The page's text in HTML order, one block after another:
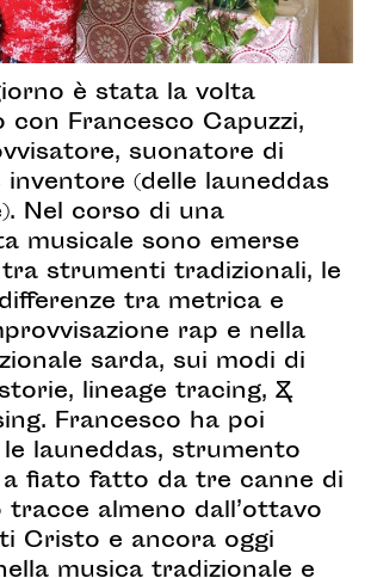
è stata la volta
con Francesco Capuzzi,
suonatore di
inventore (delle launeddas
Nel corso di una
musicale sono emerse
strumenti tradizionali, le
tra metrica e
rap e nella
sarda, sui modi di
lineage tracing, &
Francesco ha poi
launeddas, strumento
fiato fatto da tre canne di
almeno dall’ottavo
Cristo e ancora oggi